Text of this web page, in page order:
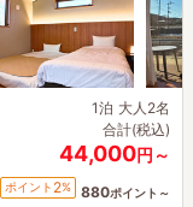
1泊 大人2名
合計(税込)
44,000円～
ポイント 2% 880ポイント～